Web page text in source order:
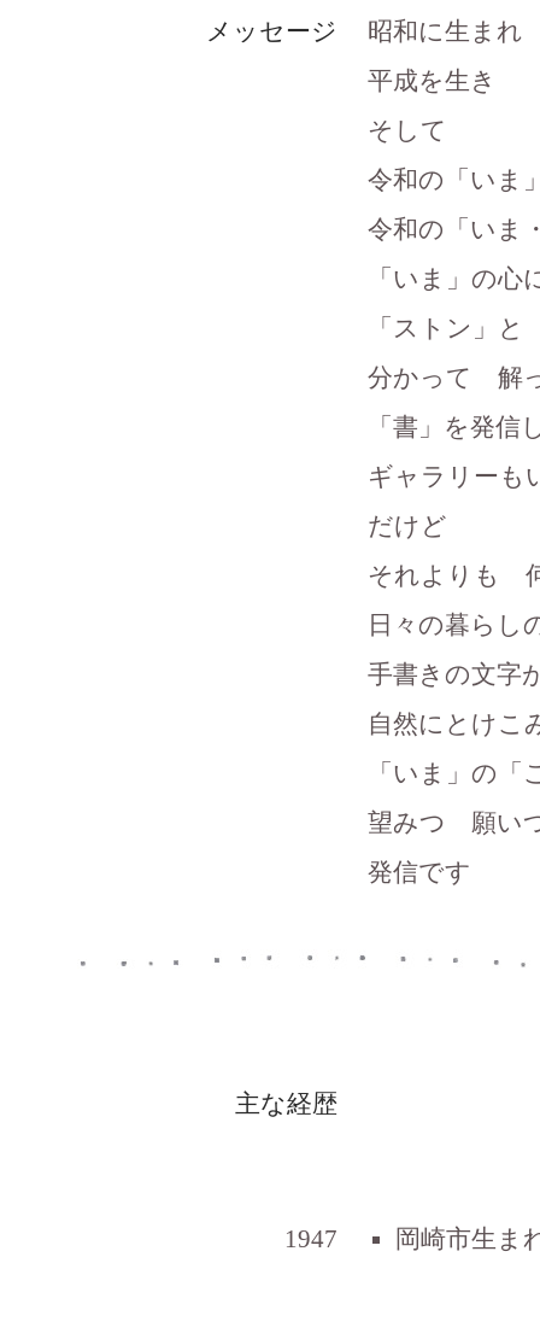
メッセージ
昭和に生まれ
平成を生き
そして
令和の「いま
令和の「いま
「いま」の心
「ストン」と
分かって 解
「書」を発信
ギャラリー
だけど
それよりも
日々の暮らし
手書きの文字
自然にとけ
「いま」の
望みつ 願い
発信です
主な経歴
1947 岡崎市生ま